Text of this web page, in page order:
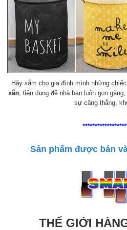
Hãy sắm cho gia đình mình những chiếc
xắn , tiện dụng để nhà bạn luôn gọn
sự căng thẳng,
Sản phẩm được bán
THẾ GIỚI